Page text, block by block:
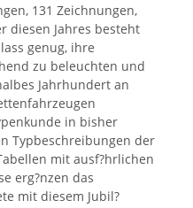
131 Zeichnungen,
diesen Jahres besteht
genug, ihre
zu beleuchten und
Jahrhundert an
in bisher
Typbeschreibungen der
mit ausf?hrlichen
erg?nzen das
mit diesem Jubil?